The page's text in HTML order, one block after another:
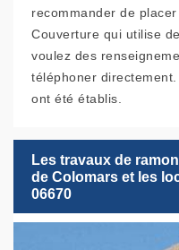
recommander de
Couverture qui utilise
voulez des
téléphoner
ont été établis.
Les travaux de
de Colomars et les
06670